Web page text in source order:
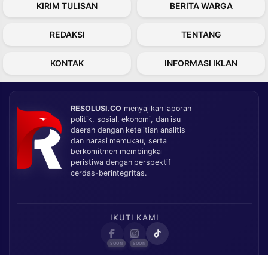
KIRIM TULISAN BERITA WARGA
REDAKSI TENTANG
KONTAK INFORMASI IKLAN
RESOLUSI.CO menyajikan laporan
politik, sosial, ekonomi, dan isu
daerah dengan ketelitian analitis
dan narasi memukau, serta
berkomitmen membingkai
peristiwa dengan perspektif
cerdas-berintegritas.
IKUTI KAMI